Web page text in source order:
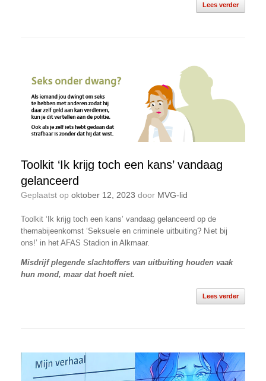
Lees verder
Toolkit ‘Ik krijg toch een kans’ vandaag
gelanceerd
Geplaatst op oktober 12, 2023 door MVG-lid
Toolkit ‘Ik krijg toch een kans’ vandaag gelanceerd op de
themabijeenkomst ‘Seksuele en criminele uitbuiting? Niet bij
ons!’ in het AFAS Stadion in Alkmaar.
Misdrijf plegende slachtoffers van uitbuiting houden vaak
hun mond, maar dat hoeft niet.
Lees verder